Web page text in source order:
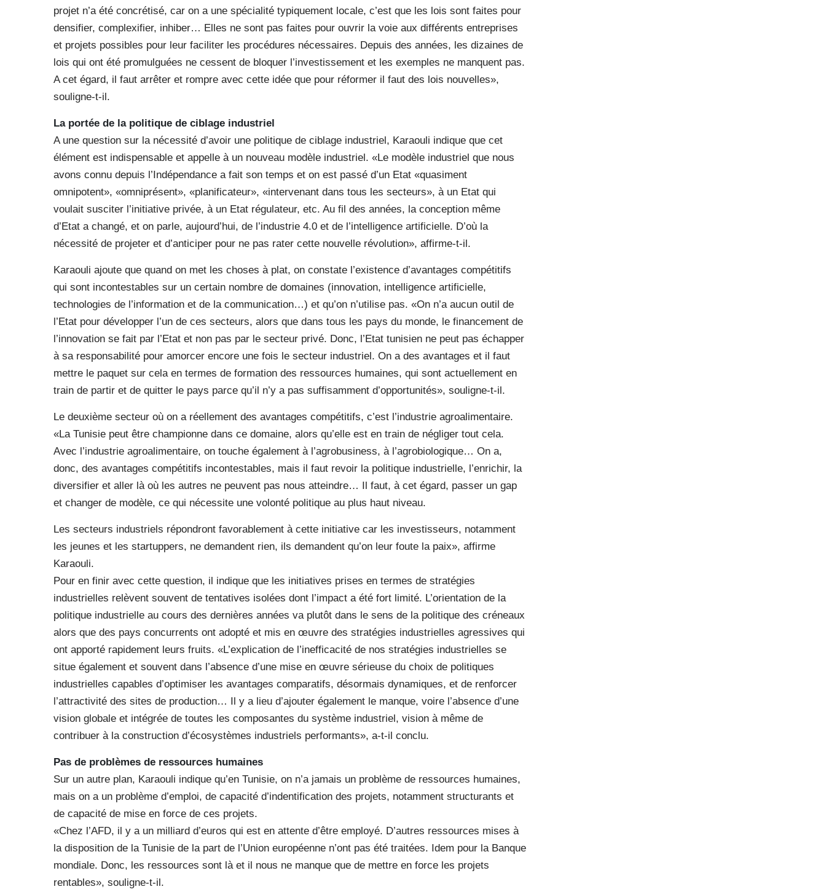
projet n’a été concrétisé, car on a une spécialité typiquement locale, c’est que les lois sont faites pour
densifier, complexifier, inhiber… Elles ne sont pas faites pour ouvrir la voie aux différents entreprises
et projets possibles pour leur faciliter les procédures nécessaires. Depuis des années, les dizaines de
lois qui ont été promulguées ne cessent de bloquer l’investissement et les exemples ne manquent pas.
A cet égard, il faut arrêter et rompre avec cette idée que pour réformer il faut des lois nouvelles»,
souligne-t-il.
La portée de la politique de ciblage industriel
A une question sur la nécessité d’avoir une politique de ciblage industriel, Karaouli indique que cet
élément est indispensable et appelle à un nouveau modèle industriel. «Le modèle industriel que nous
avons connu depuis l’Indépendance a fait son temps et on est passé d’un Etat «quasiment
omnipotent», «omniprésent», «planificateur», «intervenant dans tous les secteurs», à un Etat qui
voulait susciter l’initiative privée, à un Etat régulateur, etc. Au fil des années, la conception même
d’Etat a changé, et on parle, aujourd’hui, de l’industrie 4.0 et de l’intelligence artificielle. D’où la
nécessité de projeter et d’anticiper pour ne pas rater cette nouvelle révolution», affirme-t-il.
Karaouli ajoute que quand on met les choses à plat, on constate l’existence d’avantages compétitifs
qui sont incontestables sur un certain nombre de domaines (innovation, intelligence artificielle,
technologies de l’information et de la communication…) et qu’on n’utilise pas. «On n’a aucun outil de
l’Etat pour développer l’un de ces secteurs, alors que dans tous les pays du monde, le financement de
l’innovation se fait par l’Etat et non pas par le secteur privé. Donc, l’Etat tunisien ne peut pas échapper
à sa responsabilité pour amorcer encore une fois le secteur industriel. On a des avantages et il faut
mettre le paquet sur cela en termes de formation des ressources humaines, qui sont actuellement en
train de partir et de quitter le pays parce qu’il n’y a pas suffisamment d’opportunités», souligne-t-il.
Le deuxième secteur où on a réellement des avantages compétitifs, c’est l’industrie agroalimentaire.
«La Tunisie peut être championne dans ce domaine, alors qu’elle est en train de négliger tout cela.
Avec l’industrie agroalimentaire, on touche également à l’agrobusiness, à l’agrobiologique… On a,
donc, des avantages compétitifs incontestables, mais il faut revoir la politique industrielle, l’enrichir, la
diversifier et aller là où les autres ne peuvent pas nous atteindre… Il faut, à cet égard, passer un gap
et changer de modèle, ce qui nécessite une volonté politique au plus haut niveau.
Les secteurs industriels répondront favorablement à cette initiative car les investisseurs, notamment
les jeunes et les startuppers, ne demandent rien, ils demandent qu’on leur foute la paix», affirme
Karaouli.
Pour en finir avec cette question, il indique que les initiatives prises en termes de stratégies
industrielles relèvent souvent de tentatives isolées dont l’impact a été fort limité. L’orientation de la
politique industrielle au cours des dernières années va plutôt dans le sens de la politique des créneaux
alors que des pays concurrents ont adopté et mis en œuvre des stratégies industrielles agressives qui
ont apporté rapidement leurs fruits. «L’explication de l’inefficacité de nos stratégies industrielles se
situe également et souvent dans l’absence d’une mise en œuvre sérieuse du choix de politiques
industrielles capables d’optimiser les avantages comparatifs, désormais dynamiques, et de renforcer
l’attractivité des sites de production… Il y a lieu d’ajouter également le manque, voire l’absence d’une
vision globale et intégrée de toutes les composantes du système industriel, vision à même de
contribuer à la construction d’écosystèmes industriels performants», a-t-il conclu.
Pas de problèmes de ressources humaines
Sur un autre plan, Karaouli indique qu’en Tunisie, on n’a jamais un problème de ressources humaines,
mais on a un problème d’emploi, de capacité d’indentification des projets, notamment structurants et
de capacité de mise en force de ces projets.
«Chez l’AFD, il y a un milliard d’euros qui est en attente d’être employé. D’autres ressources mises à
la disposition de la Tunisie de la part de l’Union européenne n’ont pas été traitées. Idem pour la Banque
mondiale. Donc, les ressources sont là et il nous ne manque que de mettre en force les projets
rentables», souligne-t-il.